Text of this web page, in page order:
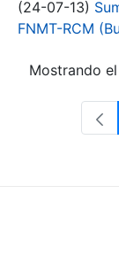
(24-07-13)
FNMT-RCM
Mostrando